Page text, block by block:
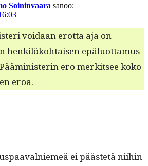
Soininvaara sanoo:
voidaan erot­ta aja on
henkilöko­htaisen epälu­ot­ta­mus­
ero merk­it­see koko
eroa.
ei päästetä niihin